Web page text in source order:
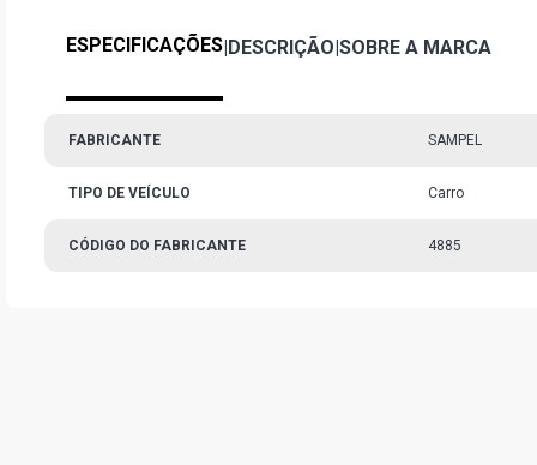
ESPECIFICAÇÕES|DESCRIÇÃO|SOBRE A MARCA
FABRICANTE SAMPEL
TIPO DE VEÍCULO Carro
CÓDIGO DO FABRICANTE 4885